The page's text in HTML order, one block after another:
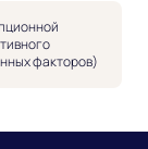
факторов)